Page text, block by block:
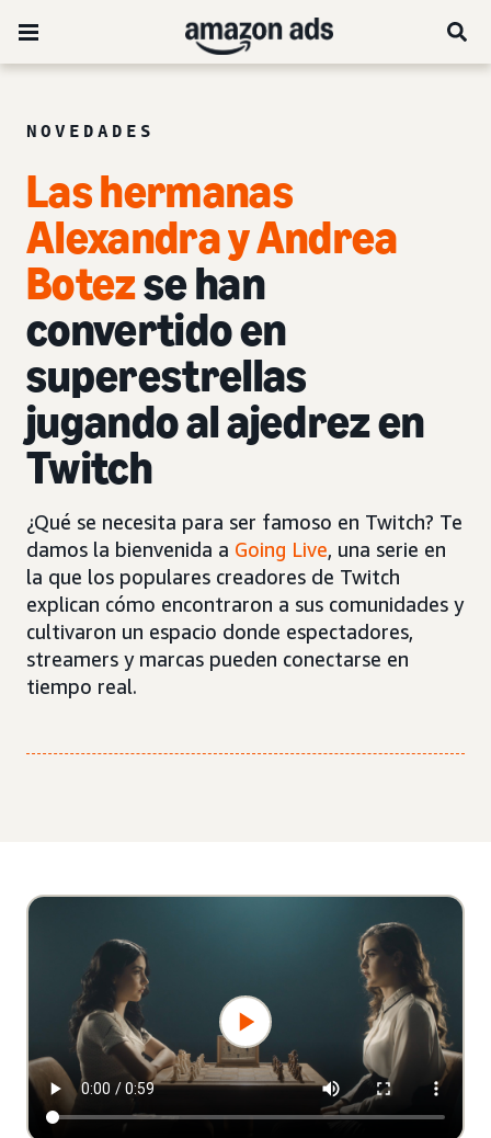
NOVEDADES
Las hermanas
Alexandra y Andrea
Botezse han
convertido en
superestrellas
jugando al ajedrez en
Twitch
¿Qué se necesita para ser famoso en Twitch? Te
damos la bienvenida a Going Live, una serie en
la que los populares creadores de Twitch
explican cómo encontraron a sus comunidades y
cultivaron un espacio donde espectadores,
streamers y marcas pueden conectarse en
tiempo real.